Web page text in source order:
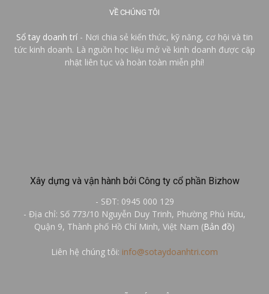
VỀ CHÚNG TÔI
Sổ tay doanh trí - Nơi chia sẻ kiến thức, kỹ năng, cơ hội và tin
tức kinh doanh. Là nguồn học liệu mở về kinh doanh được cập
nhật liên tục và hoàn toàn miễn phí!
Xây dựng và vận hành bởi Công ty cổ phần Bizhow
- SĐT: 0945 000 129
- Địa chỉ: Số 773/10 Nguyễn Duy Trinh, Phường Phú Hữu,
Quận 9, Thành phố Hồ Chí Minh, Việt Nam (Bản đồ)
Liên hệ chúng tôi: info@sotaydoanhtri.com